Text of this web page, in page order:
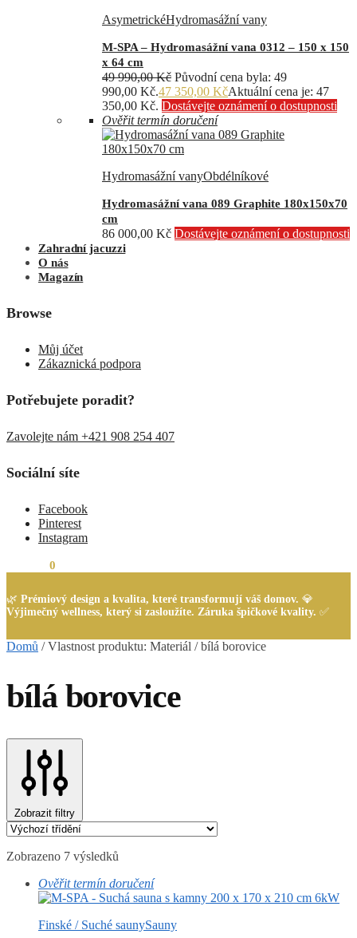
AsymetrickéHydromasážní vany
M-SPA – Hydromasážní vana 0312 – 150 x 150
x 64 cm
49 990,00Kč Původní cena byla: 49
990,00 Kč.47 350,00 KčAktuální cena je: 47
350,00 Kč. Dostávejte oznámení o dostupnosti
Ověřit termín doručení
Hydromasážní vanyObdélníkové
Hydromasážní vana 089 Graphite 180x150x70
cm
86 000,00 Kč Dostávejte oznámení o dostupnosti
Zahradní jacuzzi
O nás
Magazín
Browse
Můj účet
Zákaznická podpora
Potřebujete poradit?
Zavolejte nám +421 908 254 407
Sociální síte
Facebook
Pinterest
Instagram
0
🌿 Prémiový design a kvalita, které transformují váš domov. 💎
Výjimečný wellness, který si zasloužíte. Záruka špičkové kvality. ✅
Domů /Vlastnost produktu: Materiál /bílá borovice
bílá borovice
Zobrazit filtry
Zobrazeno 7 výsledků
Ověřit termín doručení
Finské / Suché saunySauny